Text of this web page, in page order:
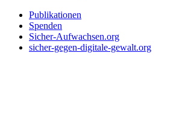
Publikationen
Spenden
Sicher-Aufwachsen.org
sicher-gegen-digitale-gewalt.org